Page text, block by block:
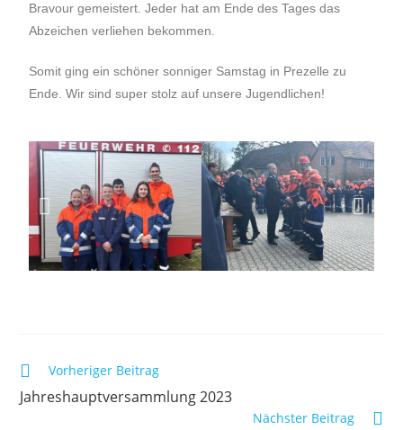
Bravour gemeistert. Jeder hat am Ende des Tages das
Abzeichen verliehen bekommen.
Somit ging ein schöner sonniger Samstag in Prezelle zu
Ende. Wir sind super stolz auf unsere Jugendlichen!
Vorheriger Beitrag
Jahreshauptversammlung 2023
Nächster Beitrag